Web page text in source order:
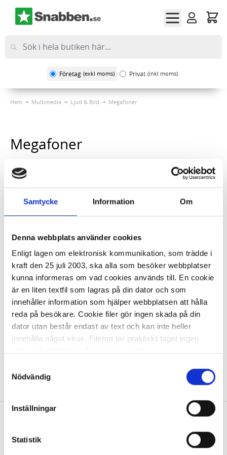
Samtycke Information Om
Denna webbplats använder cookies
Enligt lagen om elektronisk kommunikation, som trädde i
kraft den 25 juli 2003, ska alla som besöker webbplatser
kunna informeras om vad cookies används till. En cookie
är en liten textfil som lagras på din dator och som
innehåller information som hjälper webbplatsen att hålla
reda på besökare. Cookie filer gör ingen skada på din
dator utan består endast av text och kan inte heller
innehålla något virus. Filerna tar praktiskt taget ingen
Den ena typen sparar en fil permanent på din dator,
dessa används för att exempelvis kunna mäta hur du
som besökare rör dig på hemsidan. Detta enbart för att
kunna erbjuda besökaren bättre tjänster och service.
funktioner för detta. Informationen som sparas på din
dator är endast ett unikt nummer utan någon koppling till
Nödvändig
Inställningar
Statistik
Företag (exkl moms) Privat (inkl moms)
Hem Multimedia Ljud & Bild Megafoner
Megafoner
1Artikel
385,51 kr/st
I lager 4 st ca 1-2 dagar
- + KÖP
Visa